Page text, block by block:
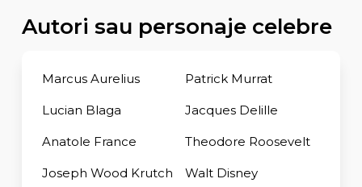
Autori sau personaje celebre
Marcus Aurelius Patrick Murrat
Lucian Blaga Jacques Delille
Anatole France Theodore Roosevelt
Joseph Wood Krutch Walt Disney